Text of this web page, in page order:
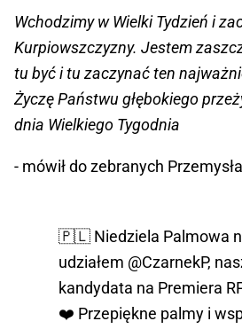
Wchodzimy w Wielki Tydzień i
Kurpiowszczyzny. Jestem
tu być i tu zaczynać ten
Życzę Państwu głębokiego
dnia Wielkiego Tygodnia
- mówił do zebranych
🇵🇱 Niedziela Palmowa
udziałem @CzarnekP,
kandydata na Premiera
❤️ Przepiękne palmy i